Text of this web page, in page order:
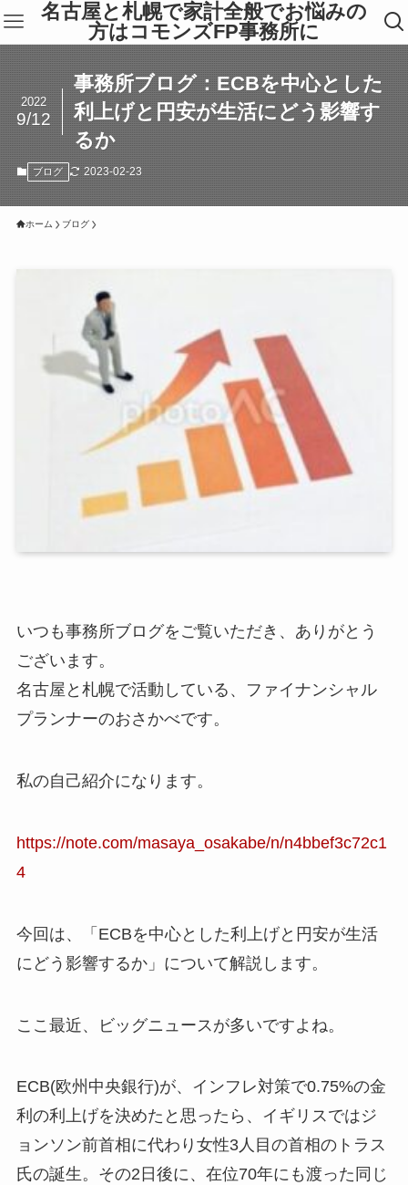
名古屋と札幌で家計全般でお悩みの
方はコモンズFP事務所に
事務所ブログ：ECBを中心とした
利上げと円安が生活にどう影響す
るか
2022
9/12
ブログ 2023-02-23
ホーム ブログ
いつも事務所ブログをご覧いただき、ありがとう
ございます。
名古屋と札幌で活動している、ファイナンシャル
プランナーのおさかべです。
私の自己紹介になります。
https://note.com/masaya_osakabe/n/n4bbef3c72c1
4
今回は、「ECBを中心とした利上げと円安が生活
にどう影響するか」について解説します。
ここ最近、ビッグニュースが多いですよね。
ECB(欧州中央銀行)が、インフレ対策で0.75%の金
利の利上げを決めたと思ったら、イギリスではジ
ョンソン前首相に代わり女性3人目の首相のトラス
氏の誕生。その2日後に、在位70年にも渡った同じ